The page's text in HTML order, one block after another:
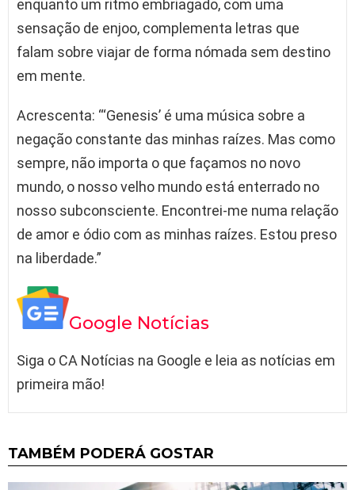
enquanto um ritmo embriagado, com uma
sensação de enjoo, complementa letras que
falam sobre viajar de forma nómada sem destino
em mente.
Acrescenta: “‘Genesis’ é uma música sobre a
negação constante das minhas raízes. Mas como
sempre, não importa o que façamos no novo
mundo, o nosso velho mundo está enterrado no
nosso subconsciente. Encontrei-me numa relação
de amor e ódio com as minhas raízes. Estou preso
na liberdade.”
Google Notícias
Siga o CA Notícias na Google e leia as notícias em
primeira mão!
TAMBÉM PODERÁ GOSTAR